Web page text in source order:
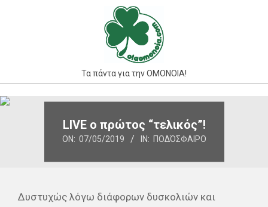
Τα πάντα για την ΟΜΟΝΟΙΑ!
Primary
LIVE ο πρώτος “τελικός”!
ON: 07/05/2019 IN: ΠΟΔΌΣΦΑΙΡΟ
Δυστυχώς λόγω διάφορων δυσκολιών και